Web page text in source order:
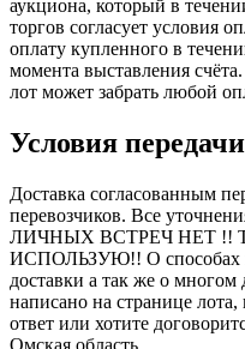
аукциона, который в
торгов согласует условия
оплату купленного в
момента выставления
лот может забрать любой
Условия передачи
Доставка согласованным
перевозчиков. Все
ЛИЧНЫХ ВСТРЕЧ НЕТ !!
ИСПОЛЬЗУЮ!! О способах
доставки а так же о
написано на странице
ответ или хотите
Омская область